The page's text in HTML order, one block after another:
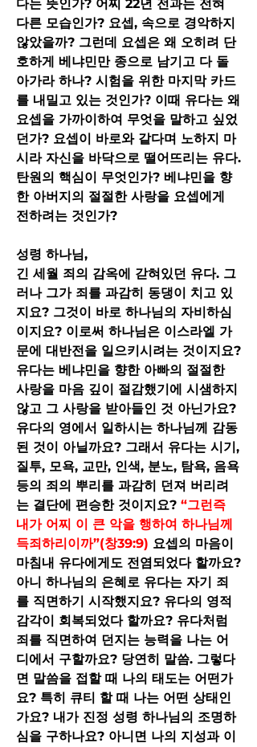
다는 뜻인가? 어찌 22년 전과는 전혀
다른 모습인가? 요셉, 속으로 경악하지
않았을까? 그런데 요셉은 왜 오히려 단
호하게 베냐민만 종으로 남기고 다 돌
아가라 하나? 시험을 위한 마지막 카드
를 내밀고 있는 것인가? 이때 유다는 왜
요셉을 가까이하여 무엇을 말하고 싶었
던가? 요셉이 바로와 같다며 노하지 마
시라 자신을 바닥으로 떨어뜨리는 유다.
탄원의 핵심이 무엇인가? 베냐민을 향
한 아버지의 절절한 사랑을 요셉에게
전하려는 것인가?
성령 하나님,
긴 세월 죄의 감옥에 갇혀있던 유다. 그
러나 그가 죄를 과감히 동댕이 치고 있
지요? 그것이 바로 하나님의 자비하심
이지요? 이로써 하나님은 이스라엘 가
문에 대반전을 일으키시려는 것이지요?
유다는 베냐민을 향한 아빠의 절절한
사랑을 마음 깊이 절감했기에 시샘하지
않고 그 사랑을 받아들인 것 아닌가요?
유다의 영에서 일하시는 하나님께 감동
된 것이 아닐까요? 그래서 유다는 시기,
질투, 모욕, 교만, 인색, 분노, 탐욕, 음욕
등의 죄의 뿌리를 과감히 던져 버리려
는 결단에 편승한 것이지요? “그런즉
내가 어찌 이 큰 악을 행하여 하나님께
득죄하리이까”(창39:9) 요셉의 마음이
마침내 유다에게도 전염되었다 할까요?
아니 하나님의 은혜로 유다는 자기 죄
를 직면하기 시작했지요? 유다의 영적
감각이 회복되었다 할까요? 유다처럼
죄를 직면하여 던지는 능력을 나는 어
디에서 구할까요? 당연히 말씀. 그렇다
면 말씀을 접할 때 나의 태도는 어떤가
요? 특히 큐티 할 때 나는 어떤 상태인
가요? 내가 진정 성령 하나님의 조명하
심을 구하나요? 아니면 나의 지성과 이